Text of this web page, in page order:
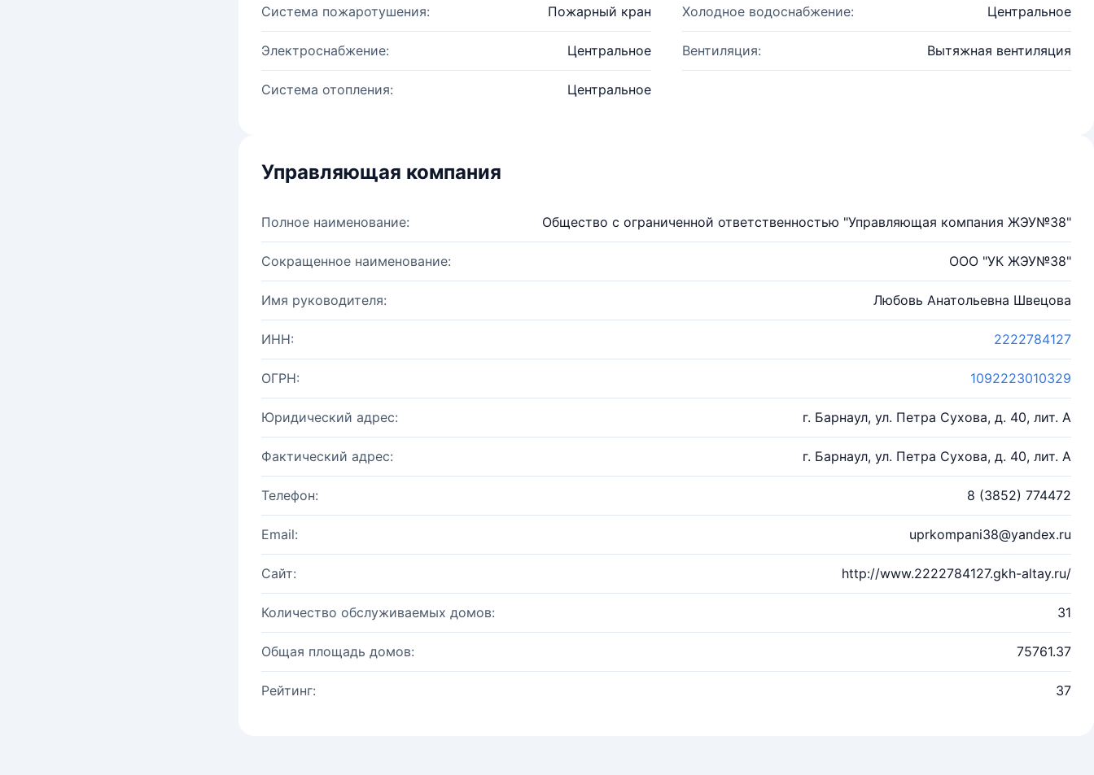
Система пожаротушения: Пожарный кран Холодное водоснабжение: Центральное
Электроснабжение: Центральное Вентиляция: Вытяжная вентиляция
Система отопления: Центральное
Управляющая компания
Полное наименование: Общество с ограниченной ответственностью "Управляющая компания ЖЭУ№38"
Сокращенное наименование: ООО "УК ЖЭУ№38"
Имя руководителя: Любовь Анатольевна Швецова
ИНН: 2222784127
ОГРН: 1092223010329
Юридический адрес: г. Барнаул, ул. Петра Сухова, д. 40, лит. А
Фактический адрес: г. Барнаул, ул. Петра Сухова, д. 40, лит. А
Телефон: 8 (3852) 774472
Email: uprkompani38@yandex.ru
Сайт: http://www.2222784127.gkh-altay.ru/
Количество обслуживаемых домов: 31
Общая площадь домов: 75761.37
Рейтинг: 37